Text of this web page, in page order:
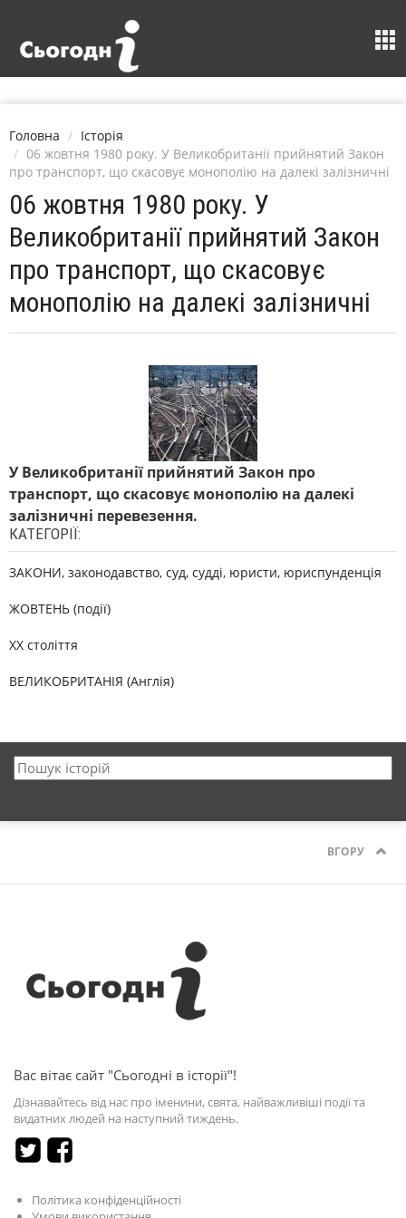
Головна
Історія
06 жовтня 1980 року. У Великобританії прийнятий Закон
про транспорт, що скасовує монополію на далекі залізничні
06 жовтня 1980 року. У
Великобританії прийнятий Закон
про транспорт, що скасовує
монополію на далекі залізничні
У Великобританії прийнятий Закон про
транспорт, що скасовує монополію на далекі
залізничні перевезення.
КАТЕГОРІЇ:
ЗАКОНИ, законодавство, суд, судді, юристи, юриспунденція
ЖОВТЕНЬ (події)
XX століття
ВЕЛИКОБРИТАНІЯ (Англія)
ВГОРУ
Вас вітає сайт "Сьогодні в історії"!
Дізнавайтесь від нас про іменини, свята, найважливіші події та
видатних людей на наступний тиждень.
Політика конфіденційності